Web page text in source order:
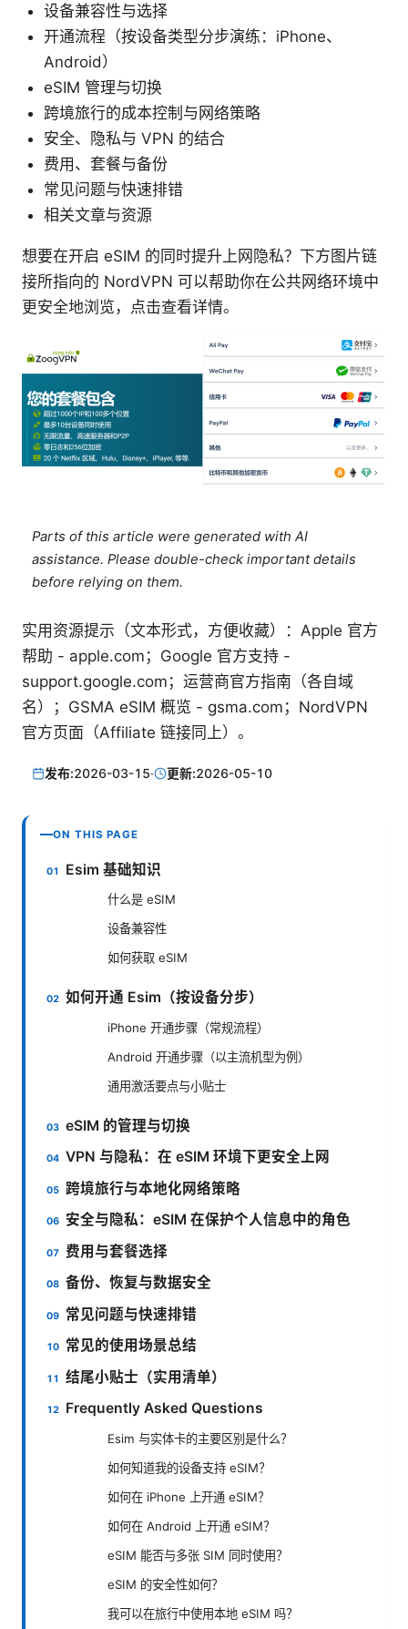
设备兼容性与选择
开通流程（按设备类型分步演练：iPhone、
Android）
eSIM 管理与切换
跨境旅行的成本控制与网络策略
安全、隐私与 VPN 的结合
费用、套餐与备份
常见问题与快速排错
相关文章与资源
想要在开启 eSIM 的同时提升上网隐私？下方图片链
接所指向的 NordVPN 可以帮助你在公共网络环境中
更安全地浏览，点击查看详情。
Parts of this article were generated with AI
assistance. Please double-check important details
before relying on them.
实用资源提示（文本形式，方便收藏）：Apple 官方
帮助 - apple.com；Google 官方支持 -
support.google.com；运营商官方指南（各自域
名）；GSMA eSIM 概览 - gsma.com；NordVPN
官方页面（Affiliate 链接同上）。
发布:2026-03-15· 更新:2026-05-10
ON THIS PAGE
Esim 基础知识
什么是 eSIM
设备兼容性
如何获取 eSIM
如何开通 Esim（按设备分步）
iPhone 开通步骤（常规流程）
Android 开通步骤（以主流机型为例）
通用激活要点与小贴士
eSIM 的管理与切换
VPN 与隐私：在 eSIM 环境下更安全上网
跨境旅行与本地化网络策略
安全与隐私：eSIM 在保护个人信息中的角色
费用与套餐选择
备份、恢复与数据安全
常见问题与快速排错
常见的使用场景总结
结尾小贴士（实用清单）
Frequently Asked Questions
Esim 与实体卡的主要区别是什么？
如何知道我的设备支持 eSIM？
如何在 iPhone 上开通 eSIM？
如何在 Android 上开通 eSIM？
eSIM 能否与多张 SIM 同时使用？
eSIM 的安全性如何？
我可以在旅行中使用本地 eSIM 吗？